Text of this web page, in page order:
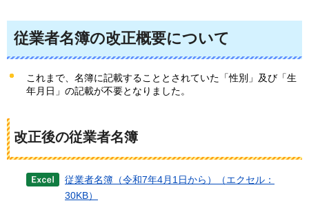
従業者名簿の改正概要について
これまで、名簿に記載することとされていた「性別」及び「生
年月日」の記載が不要となりました。
改正後の従業者名簿
従業者名簿（令和7年4月1日から）（エクセル：
30KB）